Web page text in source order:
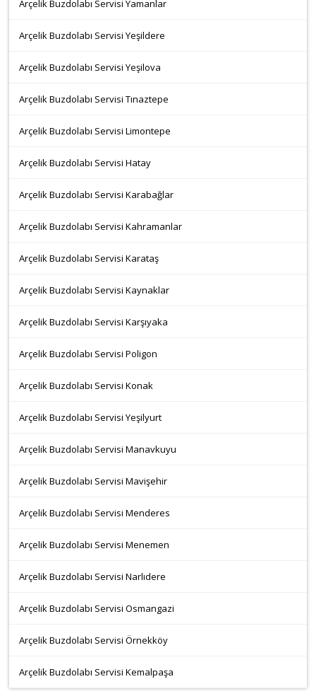
Arçelik Buzdolabı Servisi Yamanlar
Arçelik Buzdolabı Servisi Yeşildere
Arçelik Buzdolabı Servisi Yeşilova
Arçelik Buzdolabı Servisi Tınaztepe
Arçelik Buzdolabı Servisi Limontepe
Arçelik Buzdolabı Servisi Hatay
Arçelik Buzdolabı Servisi Karabağlar
Arçelik Buzdolabı Servisi Kahramanlar
Arçelik Buzdolabı Servisi Karataş
Arçelik Buzdolabı Servisi Kaynaklar
Arçelik Buzdolabı Servisi Karşıyaka
Arçelik Buzdolabı Servisi Poligon
Arçelik Buzdolabı Servisi Konak
Arçelik Buzdolabı Servisi Yeşilyurt
Arçelik Buzdolabı Servisi Manavkuyu
Arçelik Buzdolabı Servisi Mavişehir
Arçelik Buzdolabı Servisi Menderes
Arçelik Buzdolabı Servisi Menemen
Arçelik Buzdolabı Servisi Narlıdere
Arçelik Buzdolabı Servisi Osmangazi
Arçelik Buzdolabı Servisi Örnekköy
Arçelik Buzdolabı Servisi Kemalpaşa